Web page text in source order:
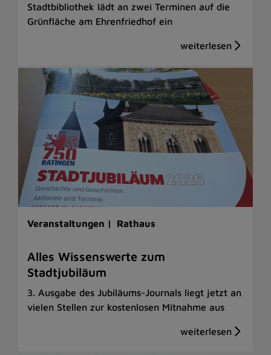
Stadtbibliothek lädt an zwei Terminen auf die
Grünfläche am Ehrenfriedhof ein
Veranstaltungen | Rathaus
Alles Wissenswerte zum
Stadtjubiläum
3. Ausgabe des Jubiläums-Journals liegt jetzt an
vielen Stellen zur kostenlosen Mitnahme aus